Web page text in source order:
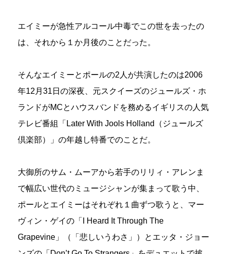
エイミーが急性アルコール中毒でこの世を去ったの
は、それから１か月後のことだった。
そんなエイミーとポールの2人が共演したのは2006
年12月31日の深夜、元スクイーズのジュールズ・ホ
ランドがMCとハウスバンドを務めるイギリスの人気
テレビ番組「Later With Jools Holland（ジュールズ
倶楽部）」の年越し特番でのことだ。
大御所のサム・ムーアから若手のリリィ・アレンま
で幅広い世代のミュージシャンが集まって歌う中、
ポールとエイミーはそれぞれ１曲ずつ歌うと、マー
ヴィン・ゲイの「I Heard It Through The
Grapevine」（「悲しいうわさ」）とエッタ・ジョー